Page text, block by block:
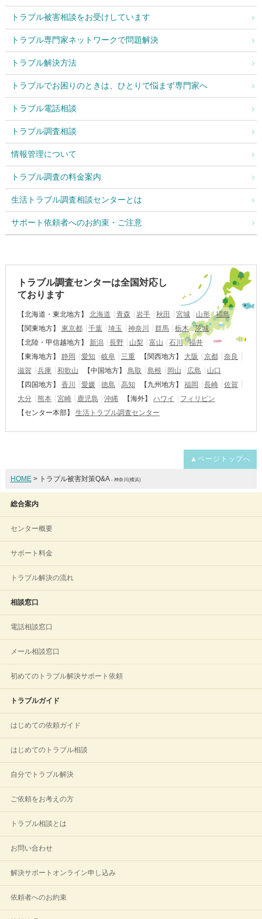
トラブル被害相談をお受けしています
トラブル専門家ネットワークで問題解決
トラブル解決方法
トラブルでお困りのときは、ひとりで悩まず専門家へ
トラブル電話相談
トラブル調査相談
情報管理について
トラブル調査の料金案内
生活トラブル調査相談センターとは
サポート依頼者へのお約束・ご注意
トラブル調査センターは全国対応し
ております
【北海道・東北地方】 北海道 青森 岩手 秋田 宮城 山形
福島
【関東地方】
東京都 千葉 埼玉 神奈川 群馬 栃木
茨城
【北陸・甲信越地方】
新潟 長野 山梨 富山 石川
福井
【東海地方】
静岡 愛知 岐阜 三重 【関西地方】 大阪 京都
奈良
滋賀
兵庫 和歌山 【中国地方】 鳥取 島根 岡山 広島
山口
【四国地方】
香川 愛媛 徳島 高知 【九州地方】 福岡 長崎
佐賀
大分
熊本 宮崎 鹿児島 沖縄 【海外】 ハワイ
フィリピン
【センター本部】
生活トラブル調査センター
▲ページトップへ
HOME> トラブル被害対策Q&A- 神奈川(横浜)
総合案内
センター概要
サポート料金
トラブル解決の流れ
相談窓口
電話相談窓口
メール相談窓口
初めてのトラブル解決サポート依頼
トラブルガイド
はじめての依頼ガイド
はじめてのトラブル相談
自分でトラブル解決
ご依頼をお考えの方
トラブル相談とは
お問い合わせ
解決サポートオンライン申し込み
依頼者へのお約束